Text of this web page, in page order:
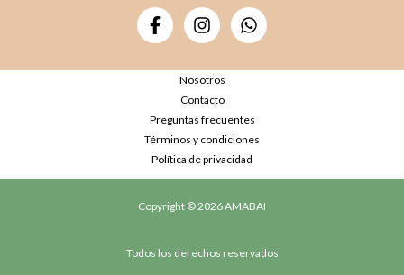
Nosotros
Contacto
Preguntas frecuentes
Términos y condiciones
Política de privacidad
Copyright © 2026 AMABAI
Todos los derechos reservados